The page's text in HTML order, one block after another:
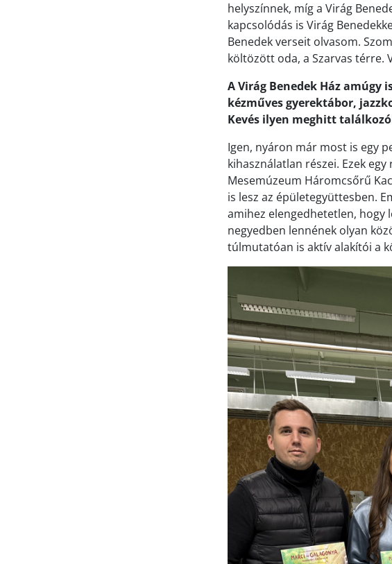
helyszínnek, míg a Virág
kapcsolódás is Virág
Benedek verseit olvasom.
költözött oda, a Szarvas térre.
A Virág Benedek Ház amúgy
kézműves gyerektábor,
Kevés ilyen meghitt
Igen, nyáron már most is egy
kihasználatlan részei. Ezek
Mesemúzeum Háromcsőrű
is lesz az épületegyüttesben.
amihez elengedhetetlen, hogy
negyedben lennének olyan
túlmutatóan is aktív alakítói a